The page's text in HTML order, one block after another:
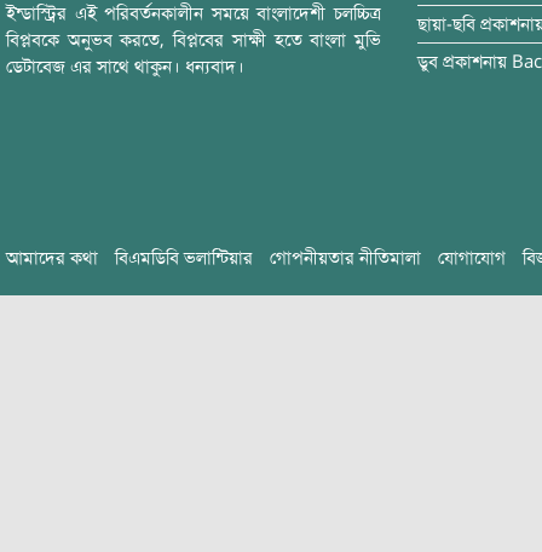
ইন্ডাস্ট্রির এই পরিবর্তনকালীন সময়ে বাংলাদেশী চলচ্চিত্র
বিপ্লবকে অনুভব করতে, বিপ্লবের সাক্ষী হতে বাংলা মুভি
ডেটাবেজ এর সাথে থাকুন। ধন্যবাদ।
ছায়া-ছবি
ডুব প্রকাশনায়
আমাদের কথা বিএমডিবি ভলান্টিয়ার গোপনীয়তার নীতিমালা যোগাযোগ